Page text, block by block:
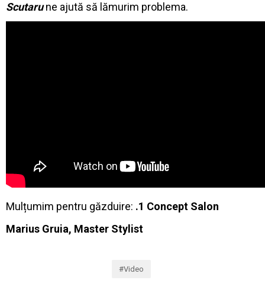
Scutarune ajută să lămurim problema.
Mulțumim pentru găzduire: .1 Concept Salon
Marius Gruia, Master Stylist
Video